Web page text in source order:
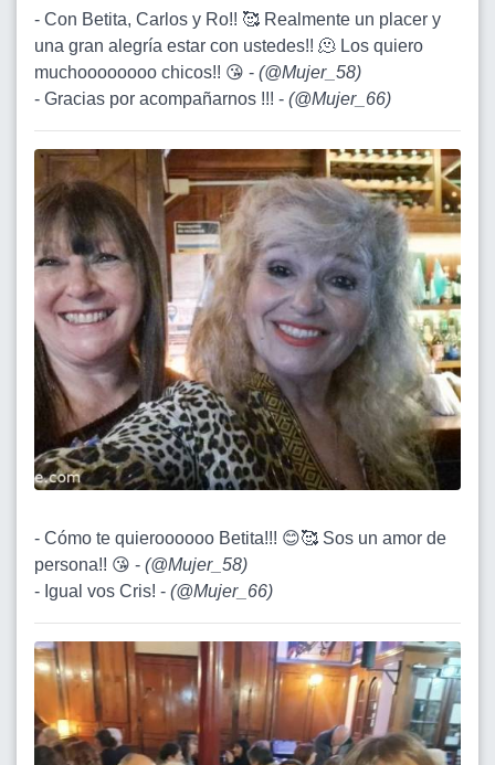
- Con Betita, Carlos y Ro!! 🥰 Realmente un placer y
una gran alegría estar con ustedes!! 🫠 Los quiero
muchoooooooo chicos!! 😘 - (@Mujer_58)
- Gracias por acompañarnos !!! - (@Mujer_66)
- Cómo te quieroooooo Betita!!! 😊🥰 Sos un amor de
persona!! 😘 - (@Mujer_58)
- Igual vos Cris! - (@Mujer_66)